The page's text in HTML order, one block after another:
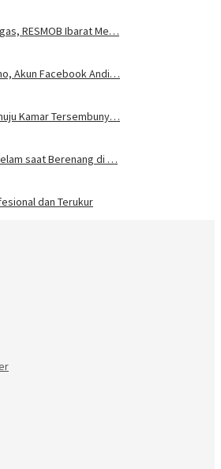
RESMOB Ibarat Me…
Akun Facebook Andi…
Kamar Tersembuny…
saat Berenang di …
dan Terukur